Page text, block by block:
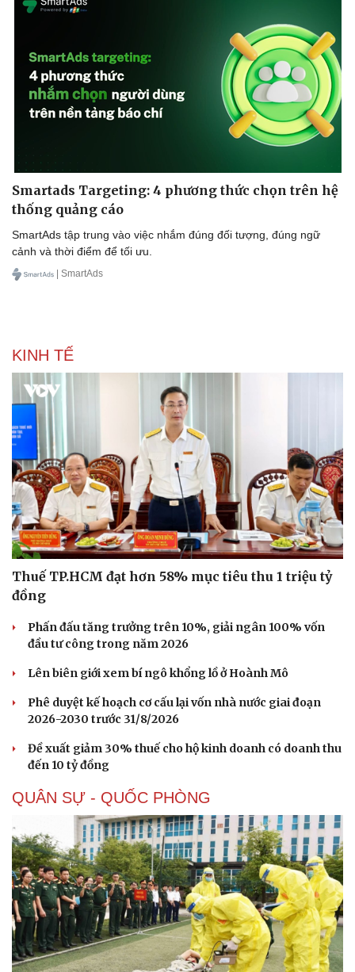
Văn hóa
Sân khấu - Điện ảnh
Văn học
Âm nhạc
Di sản
Sao Việt
Smartads Targeting: 4 phương thức chọn trên hệ
thống quảng cáo
SmartAds tập trung vào việc nhắm đúng đối tượng, đúng ngữ
cảnh và thời điểm để tối ưu.
| SmartAds
KINH TẾ
Thuế TP.HCM đạt hơn 58% mục tiêu thu 1 triệu tỷ
đồng
Phấn đấu tăng trưởng trên 10%, giải ngân 100% vốn
đầu tư công trong năm 2026
Lên biên giới xem bí ngô khổng lồ ở Hoành Mô
Phê duyệt kế hoạch cơ cấu lại vốn nhà nước giai đoạn
2026-2030 trước 31/8/2026
Đề xuất giảm 30% thuế cho hộ kinh doanh có doanh thu
đến 10 tỷ đồng
QUÂN SỰ - QUỐC PHÒNG